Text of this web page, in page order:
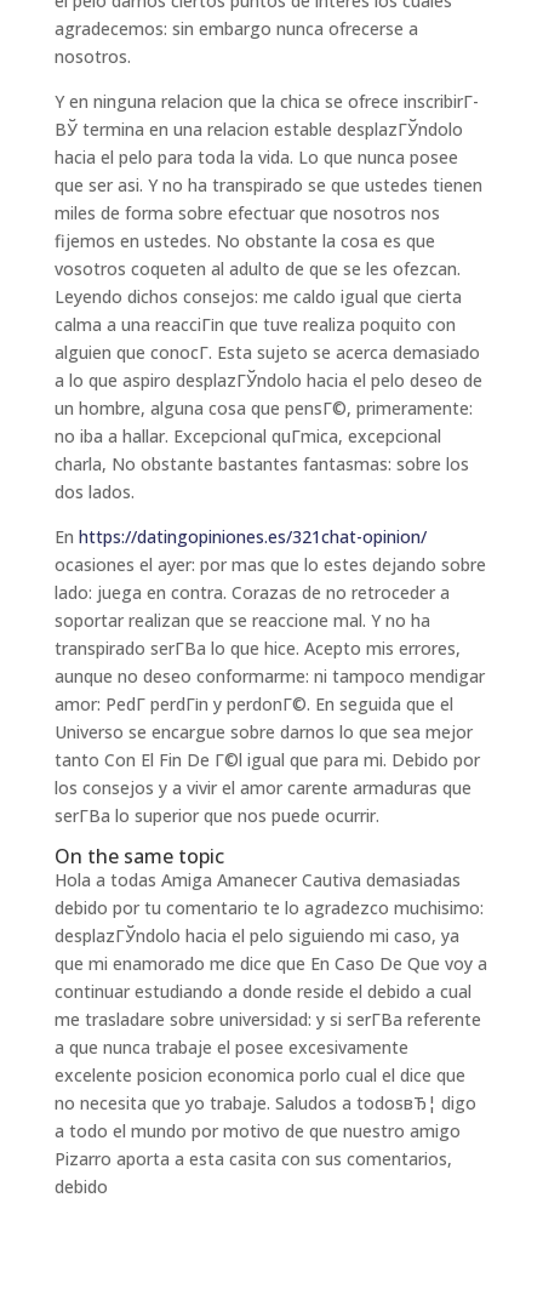
agradecemos: sin embargo nunca ofrecerse a
nosotros.
Y en ninguna relacion que la chica se ofrece inscribirГ­
ВЎ termina en una relacion estable desplazГЎndolo
hacia el pelo para toda la vida. Lo que nunca posee
que ser asi. Y no ha transpirado se que ustedes tienen
miles de forma sobre efectuar que nosotros nos
fijemos en ustedes. No obstante la cosa es que
vosotros coqueten al adulto de que se les ofezcan.
Leyendo dichos consejos: me caldo igual que cierta
calma a una reacciГіn que tuve realiza poquito con
alguien que conocГ­. Esta sujeto se acerca demasiado
a lo que aspiro desplazГЎndolo hacia el pelo deseo de
un hombre, alguna cosa que pensГ©, primeramente:
no iba a hallar. Excepcional quГ­mica, excepcional
charla, No obstante bastantes fantasmas: sobre los
dos lados.
En https://datingopiniones.es/321chat-opinion/
ocasiones el ayer: por mas que lo estes dejando sobre
lado: juega en contra. Corazas de no retroceder a
soportar realizan que se reaccione mal. Y no ha
transpirado serГ­В­a lo que hice. Acepto mis errores,
aunque no deseo conformarme: ni tampoco mendigar
amor: PedГ­ perdГіn y perdonГ©. En seguida que el
Universo se encargue sobre darnos lo que sea mejor
tanto Con El Fin De Г©l igual que para mi. Debido por
los consejos y a vivir el amor carente armaduras que
serГ­В­a lo superior que nos puede ocurrir.
On the same topic
Hola a todas Amiga Amanecer Cautiva demasiadas
debido por tu comentario te lo agradezco muchisimo:
desplazГЎndolo hacia el pelo siguiendo mi caso, ya
que mi enamorado me dice que En Caso De Que voy a
continuar estudiando a donde reside el debido a cual
me trasladare sobre universidad: y si serГ­В­a referente
a que nunca trabaje el posee excesivamente
excelente posicion economica porlo cual el dice que
no necesita que yo trabaje. Saludos a todosвЂ¦ digo
a todo el mundo por motivo de que nuestro amigo
Pizarro aporta a esta casita con sus comentarios,
debido